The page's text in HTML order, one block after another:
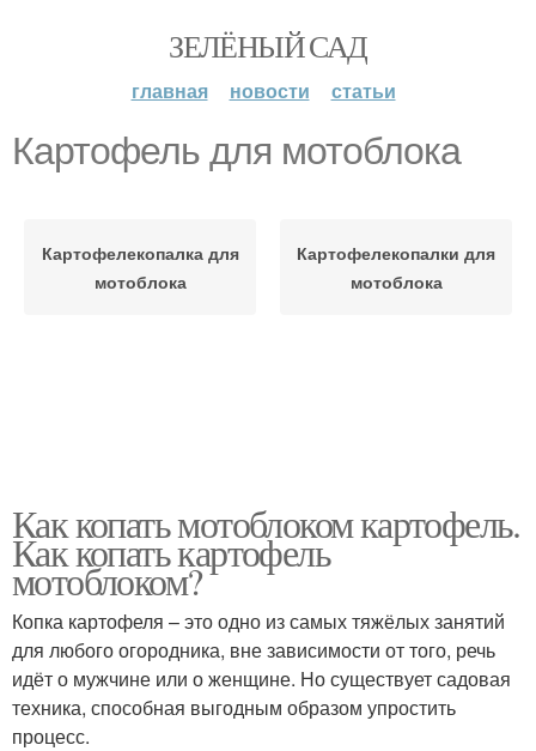
ЗЕЛЁНЫЙ САД
главная новости статьи
Картофель для мотоблока
Картофелекопалка для
мотоблока
Картофелекопалки для
мотоблока
Как копать мотоблоком картофель.
Как копать картофель
мотоблоком?
Копка картофеля – это одно из самых тяжёлых занятий
для любого огородника, вне зависимости от того, речь
идёт о мужчине или о женщине. Но существует садовая
техника, способная выгодным образом упростить
процесс.